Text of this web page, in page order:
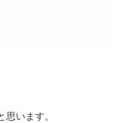
います。